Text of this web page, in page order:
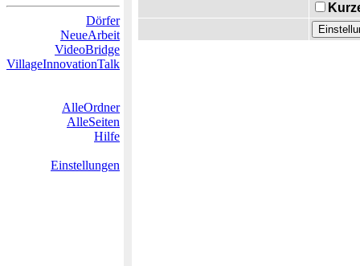
Dörfer
NeueArbeit
VideoBridge
VillageInnovationTalk
AlleOrdner
AlleSeiten
Hilfe
Einstellungen